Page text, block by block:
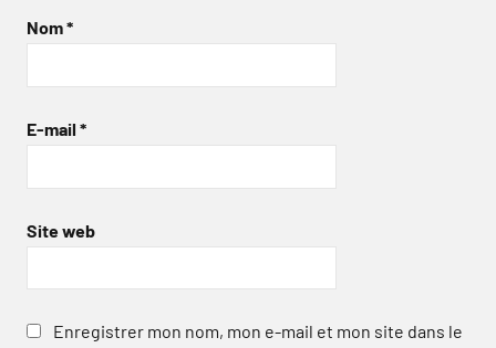
Nom*
E-mail *
Site web
Enregistrer mon nom, mon e-mail et mon site dans le